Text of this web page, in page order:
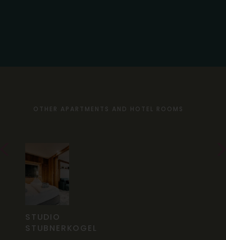
OTHER APARTMENTS AND HOTEL ROOMS
STUDIO
STUBNERKOGEL